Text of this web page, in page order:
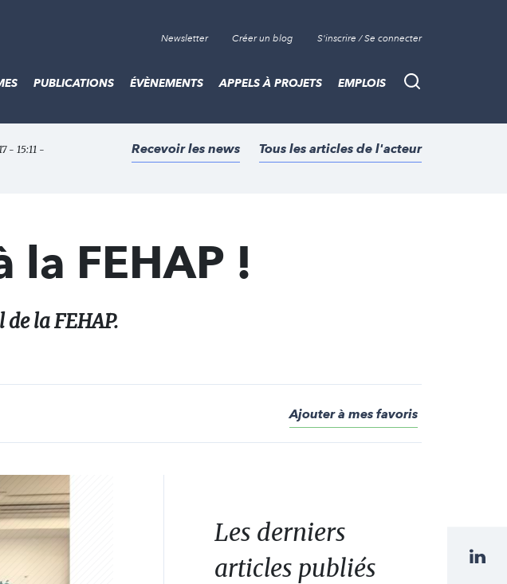
Newsletter Créer un blog S'inscrire / Se connecter
Recherche
PUBLICATIONS ÉVÈNEMENTS APPELS À PROJETS EMPLOIS
- 15:11 -
Recevoir les news Tous les articles de l'acteur
la FEHAP !
la FEHAP.
Ajouter à mes favoris
Les derniers
articles publiés